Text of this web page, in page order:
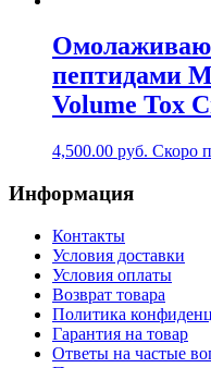
пептидами
Volume Tox
4,500.00 руб. Скоро
Информация
Контакты
Условия доставки
Условия оплаты
Возврат товара
Политика
Гарантия на товар
Ответы на частые